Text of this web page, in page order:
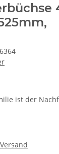
ist der
Versand